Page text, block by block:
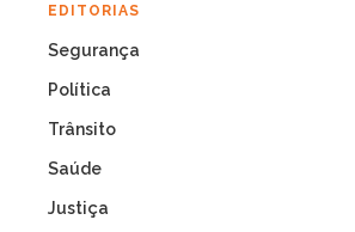
EDITORIAS
Segurança
Política
Trânsito
Saúde
Justiça